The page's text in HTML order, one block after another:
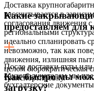
Доставка
рассчитывается в
согласования движения
региональными
идеально спланировать
невозможно, так как
движения, излишняя
целом бюрократическая
транспортировку.
Какие
предоставляем для
После доставки яхты
грузополучателем мы
бухгалтерские
Как быстро мы
загрузку?